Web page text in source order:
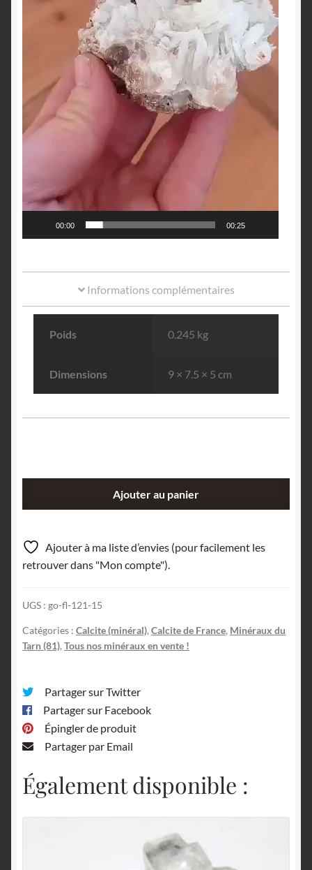
00:00 00:25
Informations complémentaires
Poids 0.245 kg
Dimensions 9 × 7.5 × 5 cm
de
pegmatite,
Quartz
Muscovite,
Carrière
Menou,
Tarn.
Ajouter au panier
Ajouter à ma liste d’envies (pour facilement les
retrouver dans "Mon compte").
UGS : go-fl-121-15
Catégories : Calcite (minéral),Calcite de France, Minéraux du
Tarn (81),Tous nos minéraux en vente !
Partager sur Twitter
Partager sur Facebook
Épingler de produit
Partager par Email
Également disponible :